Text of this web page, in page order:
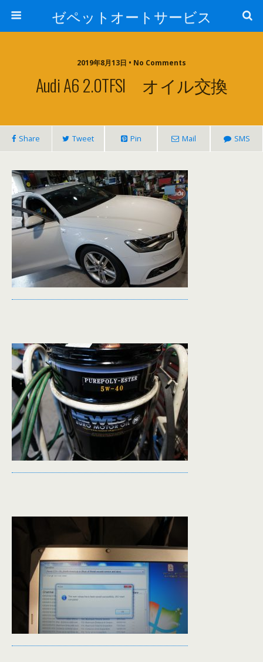
ゼペットオートサービス
2019年8月13日 • No Comments
Audi A6 2.0TFSI オイル交換
Share Tweet Pin Mail SMS